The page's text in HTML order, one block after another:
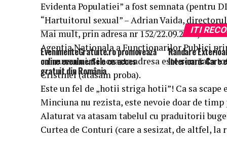
Evidenta Populatiei” a fost semnata (pentru
“Hartuitorul sexual” – Adrian Vaida,
Mai mult, prin adresa nr 152/22.09.2014,
Agentia Nationala a Functionarilor Publici
concursului. Si aceasta adresa este semnata
Cristinel (atasam proba).
Este un fel de „hotii striga hotii”! Ca sa scape
Minciuna nu rezista, este nevoie doar de
Alaturat va atasam tabelul cu praduitorii
Curtea de Conturi (care a sesizat, de altfel, la
ITI
EvenimenteGratuite.ro promovează
online evenimentele cu acces
gratuit din România
Randare
Interioară: Care